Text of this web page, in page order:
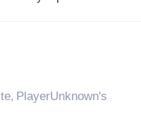
, PlayerUnknown's